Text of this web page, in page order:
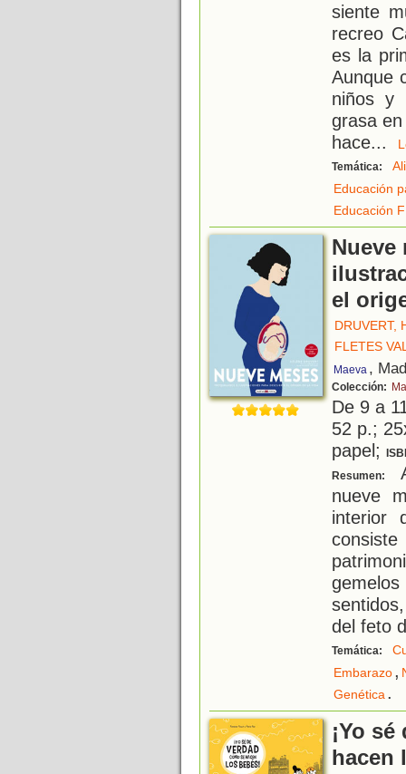
siente
recreo
es la
Aunque
niños y
grasa
hace...
Temática:
Educación
Educación
Nueve
el
DRUVERT,
FLETES
Maeva ,
Colección:
De 9 a
52 p.;
papel;
Resumen:
nueve
interior
del feto
Temática:
Embarazo,
Genética .
¡Yo
hacen